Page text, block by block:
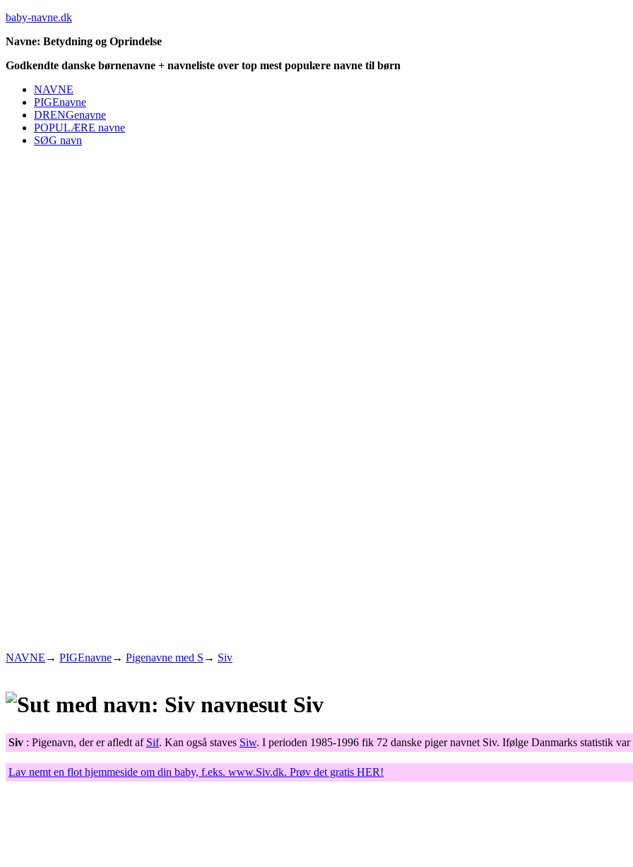
baby-navne.dk
Navne: Betydning og Oprindelse
Godkendte danske børnenavne + navneliste over top mest populære navne til børn
NAVNE
PIGEnavne
DRENGenavne
POPULÆRE navne
SØG navn
NAVNE → PIGEnavne→ Pigenavne med S → Siv
Siv
Siv : Pigenavn, der er afledt af Sif. Kan også staves Siw. I perioden 1985-1996 fik 72 danske piger navnet Siv. Ifølge Danmarks statistik
Lav nemt en flot hjemmeside om din baby, f.eks. www.Siv.dk. Prøv det gratis HER!